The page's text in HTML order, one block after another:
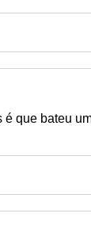
que bateu